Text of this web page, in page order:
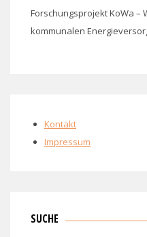
Forschungsprojekt KoWa –
kommunalen
Kontakt
Impressum
SUCHE